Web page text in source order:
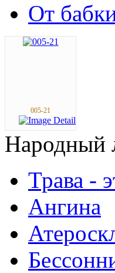
От
005-21
Народный
Трава -
Ангина